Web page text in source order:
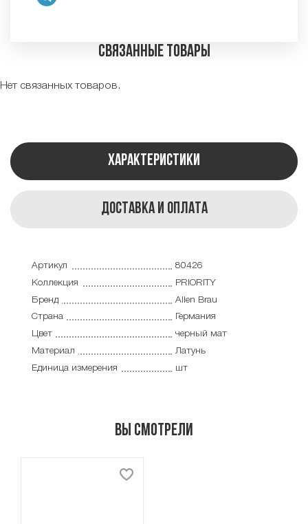
Связанные товары
Нет связанных товаров.
Характеристики
Доставка и оплата
Артикул
80426
Коллекция
PRIORITY
Бренд
Allen Brau
Страна
Германия
Цвет
черный мат
Материал
Латунь
Единица измерения
шт
Вы смотрели